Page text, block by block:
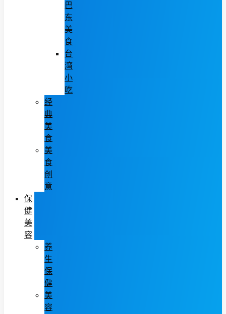
巴
东
美
食
台
湾
小
吃
经
典
美
食
美
食
创
意
保
健
美
容
养
生
保
健
美
容